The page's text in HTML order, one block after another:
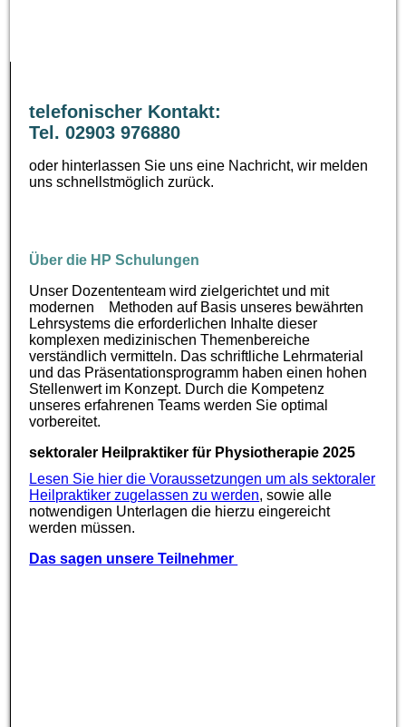
telefonischer Kontakt:
Tel. 02903 976880
oder hinterlassen Sie uns eine Nachricht, wir melden
uns schnellstmöglich zurück.
Über die HP Schulungen
Unser Dozententeam wird zielgerichtet und mit
modernen Methoden auf Basis unseres bewährten
Lehrsystems die erforderlichen Inhalte dieser
komplexen medizinischen Themenbereiche
verständlich vermitteln. Das schriftliche Lehrmaterial
und das Präsentationsprogramm haben einen hohen
Stellenwert im Konzept. Durch die Kompetenz
unseres erfahrenen Teams werden Sie optimal
vorbereitet.
sektoraler Heilpraktiker für Physiotherapie 2025
Lesen Sie hier die Voraussetzungen um als sektoraler
Heilpraktiker zugelassen zu werden, sowie alle
notwendigen Unterlagen die hierzu eingereicht
werden müssen.
Das sagen unsere Teilnehmer